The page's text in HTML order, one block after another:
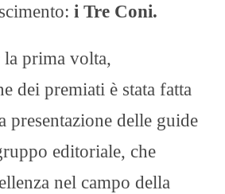
i Tre Coni.
la prima volta,
dei premiati è stata fatta
presentazione delle guide
editoriale, che
nel campo della